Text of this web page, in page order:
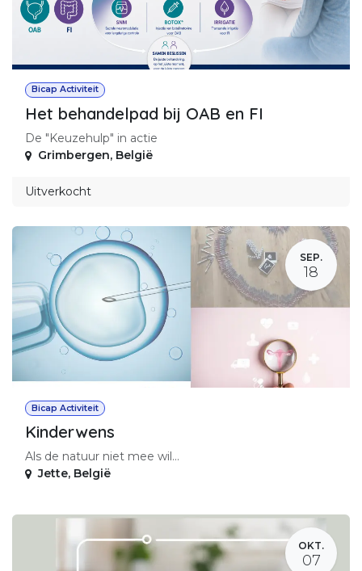
Bicap Activiteit
Het behandelpad bij OAB en FI
De "Keuzehulp" in actie
Grimbergen, België
Uitverkocht
SEP.
18
Bicap Activiteit
Kinderwens
Als de natuur niet mee wil...
Jette, België
OKT.
07